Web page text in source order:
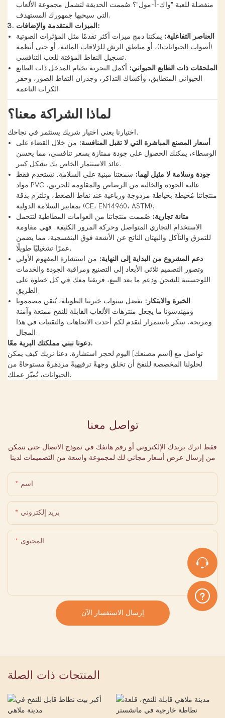
منفصلة للعبة "واك-أ-مول"؟ صُممت الحديقة لتشمل مجموعة الألعاب
التي سيحبها جمهورك المستهدف.
3. الميزات المتقدمة والإضافات:
العناصر التفاعلية: يمكننا دمج ميزات أكثر تقدمًا مثل المؤثرات الصوتية
(أصوات الحيوانات!)، أو مناطق الرش للزلاقات المائية، أو حتى أنظمة
تسجيل النقاط المؤقتة للعب التنافسي.
الملحقات ذات الطابع الحيواني: أكمل التجربة بخيام المدخل ذات الطابع
الحيواني المتطابق، وأكشاك التذاكر، وجدران التقاط الصور، وحفر
الكرات الناعمة.
لماذا الشراكة معنا؟
اختيارنا يعني اختيار شريك يستثمر في نجاحك.
أسعار المصنع المباشرة التي لا تقبل المنافسة: من خلال القضاء على
الوسطاء، يمكنك الحصول على جودة ممتازة بسعر تنافسي، مما يحسن
عائد الاستثمار الخاص بك بشكل كبير.
جودة وسلامة لا مثيل لهما: سمعتنا مبنية على السلامة. نستخدم فقط
مواد PVC عالية الجودة والخالية من الرصاص والمقاومة للحريق.
منتجاتنا مُخيطة بخياطة مزدوجة ورباعية عند نقاط الضغط، وتلتزم بدقة
بمعايير السلامة الدولية (CE، EN14960، ASTM).
متانة تجارية: صُممت منتجاتنا من العوامات المطاطية لتتحمل
الاستخدام التجاري المتواصل وحركة المرور الكثيفة. فهي مقاومة
للتمزق والتآكل والبهتان الناتج عن الأشعة فوق البنفسجية، مما يضمن
عمرًا تشغيليًا طويلًا.
دعم المشروع من البداية إلى النهاية: من استشارة المفهوم الأولي
وتصور التصميم ثلاثي الأبعاد إلى التصنيع ومراقبة الجودة والخدمات
اللوجستية للشحن ودعم ما بعد البيع، فريقنا معك في كل خطوة على
الطريق.
الخبرة والابتكار: بفضل سنوات خبرتنا الطويلة، يُتقن مصممونا
ومهندسونا ما يجعل منتزهات الألعاب القابلة للنفخ ممتعة وآمنة
ومربحة. نبتكر باستمرار لنقدم لكم أحدث الاتجاهات والتقنيات في هذا
المجال.
دعونا نبني مملكتك البرية معًا.
تواصل مع [اسم مصنعك] اليوم لحجز استشارة. دعنا نريك كيف يمكن
لحلولنا المخصصة للنفخ أن تخلق وجهةً ترفيهيةً مزدهرةً مستوحاةً من
الحيوانات، تُميّز عملك.
تواصل معنا
فقط اترك بريدك الإلكتروني أو رقم هاتفك في نموذج الاتصال حتى نتمكن
من إرسال عرض أسعار مجاني لك لمجموعة واسعة من التصميمات لدينا
اسم
بريد إلكتروني
المحتوى
إرسال الاستفسار الآن
المنتجات ذات الصلة